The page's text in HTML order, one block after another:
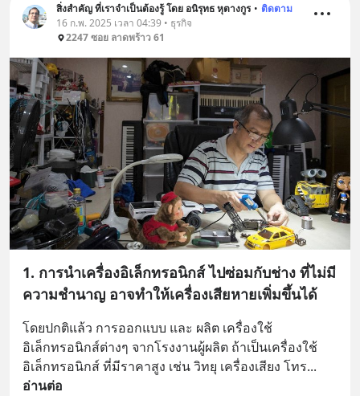
สิ่งสำคัญ ที่เราจำเป็นต้องรู้ โดย อนิรุทธ หุตางกูร • ติดตาม
16 ก.พ. 2025 เวลา 04:39 • ธุรกิจ
2247 ซอย ลาดพร้าว 61
1. การนำเครื่องอิเล็กทรอนิกส์ ไปซ่อมกับช่าง ที่ไม่มี
ความชำนาญ อาจทำให้เครื่องเสียหายเพิ่มขึ้นได้
โดยปกติแล้ว การออกแบบ และ ผลิต เครื่องใช้
อิเล็กทรอนิกส์ต่างๆ จากโรงงานผู้ผลิต ถ้าเป็นเครื่องใช้
อิเล็กทรอนิกส์ ที่มีราคาสูง เช่น วิทยุ เครื่องเสียง โทร
อ่านต่อ